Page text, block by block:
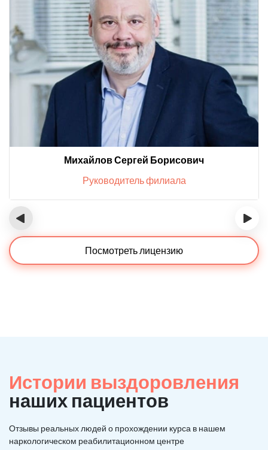
Михайлов Сергей Борисович
Руководитель филиала
‹ ›
Посмотреть лицензию
Истории выздоровления
наших пациентов
Отзывы реальных людей о прохождении курса в нашем
наркологическом реабилитационном центре